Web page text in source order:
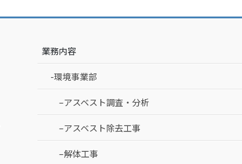
業務内容
-環境事業部
–アスベスト調査・分析
–アスベスト除去工事
–解体工事